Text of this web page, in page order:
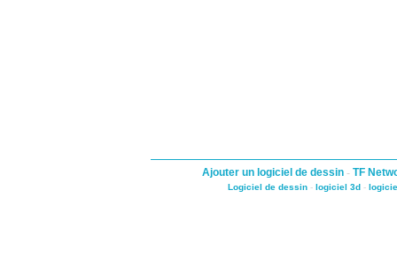
Ajouter un logiciel de dessin - TF
Logiciel de dessin- logiciel 3d-